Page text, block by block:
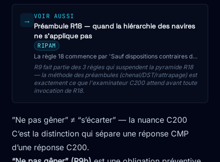
→ VOIR AUSSI
Préambule R18 — quand la hiérarchie des navires
ne s'applique pas
RIPAM
La règle 18 commence par 'Sauf dispositions contraires des
règles 9, 10 et 13' — trois règles qui priment sur la
hiérarchie. L'erreur n°1 à l'oral C200.
R9 fait partie des 3 règles qui suspendent la pyramide R18
— la méthode des préambules (chenal/DST/rattrapage) est
exactement ce que l'examinateur C200 attend avant toute
invocation de R18.
”Ne pas gêner” ≠ “s’écarter” — la nuance C200
C’est la distinction qui sépare une réponse CMP
d’une réponse C200.